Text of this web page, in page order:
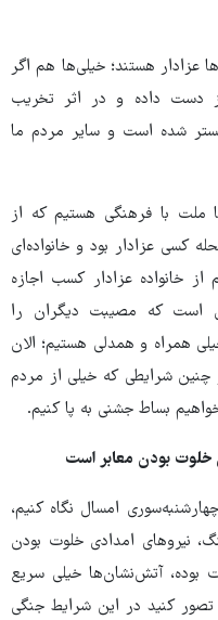
عزادار هستند؛ خیلی‌ها هم اگر
از دست داده و در اثر تخریب
شده است و سایر مردم ما
ملت با فرهنگی هستیم که از
کسی عزادار بود و خانواده‌ای
خانواده عزادار کسب اجازه
است که مصیبت دیگران را
همراه و همدلی هستیم؛ الان
شرایطی که خیلی از مردم
بساط جشنی به پا کنیم.
خلوت بودن معابر است
امسال نگاه کنیم،
نیروهای امدادی خلوت بودن
بوده، آتش‌نشان‌ها خیلی سریع
کنید در این شرایط جنگی